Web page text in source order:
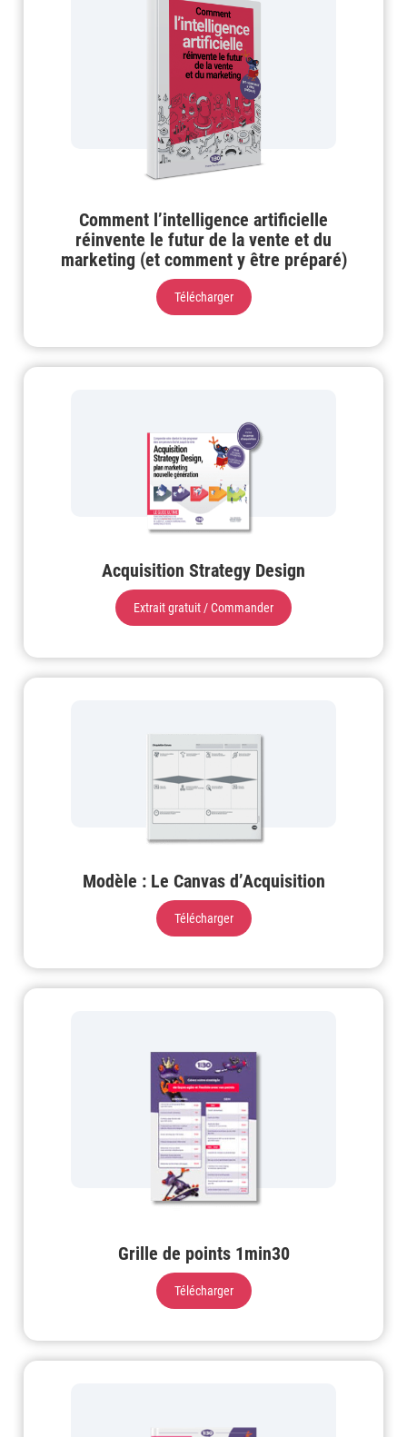
Comment l’intelligence artificielle
réinvente le futur de la vente et du
marketing (et comment y être préparé)
Télécharger
Acquisition Strategy Design
Extrait gratuit / Commander
Modèle : Le Canvas d’Acquisition
Télécharger
Grille de points 1min30
Télécharger